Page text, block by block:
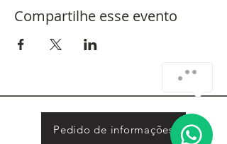
Compartilhe esse evento
Pedido de informações